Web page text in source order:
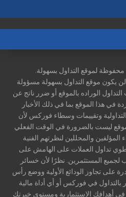
يكون موقع التداول بسهولة مسؤولة
الوراده بالموقع أو ضرر ناتج عن
في هذا الموقع بما في ذلك الأخبار
وتقييمات وسطاء فوركس لأن
ليست بالضرورة في الوقت الفعلي
المؤلفين والمحللين لنظرتهم الفنية
تداول العملات على الهامش على
لجميع المستثمرين. نظرًا لأن خسائر
على تجاوز الودائع الأولية ووضع رأس
في فوركس أو أي أداة مالية
في أهدافك الاستثمارية ومستوى خبرتك